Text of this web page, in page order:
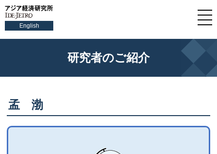
English
研究者のご紹介
孟 渤